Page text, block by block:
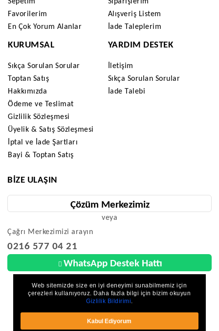
Favorilerim
En Çok Yorum Alanlar
Alışveriş Listem
İade Taleplerim
KURUMSAL
Sıkça Sorulan Sorular
Toptan Satış
Hakkımızda
Ödeme ve Teslimat
Gizlilik Sözleşmesi
Üyelik & Satış Sözleşmesi
İptal ve İade Şartları
Bayi & Toptan Satış
YARDIM DESTEK
İletişim
Sıkça Sorulan Sorular
İade Talebi
BIZE ULAŞIN
Çözüm Merkezimiz
veya
Çağrı Merkezimizi arayın
0216 577 04 21
WhatsApp Destek Hattı
Web sitemizde size en iyi deneyimi sunabilmemiz için
çerezleri kullanıyoruz. Daha fazla bilgi için bizim okuyun
Gizlilik Bildirimi.
Kabul Ediyorum